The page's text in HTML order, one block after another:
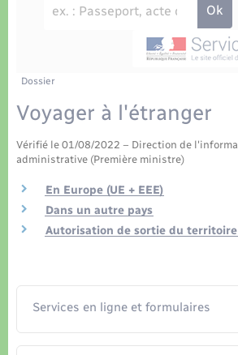
Eau - Assainissement
Transports scolaires
Logement - Urbanisme
Loisirs
Seniors
Travaux - Autorisation
Présentation de la commune
Publications
La Communauté de communes
Dossier
Voyager à l'étranger
Vérifié le 01/08/2022 – Direction de
administrative (Première ministre)
En Europe (UE + EEE)
Dans un autre pays
Autorisation de sortie du territoire
Services en ligne et formulaires